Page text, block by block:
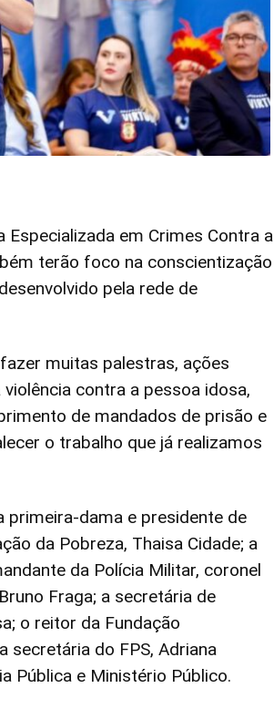
em Crimes Contra a
terão foco na conscientização
pela rede de
muitas palestras, ações
contra a pessoa idosa,
de mandados de prisão e
o trabalho que já realizamos
primeira-dama e presidente de
da Pobreza, Thaisa Cidade; a
da Polícia Militar, coronel
Fraga; a secretária de
o reitor da Fundação
secretária do FPS, Adriana
Pública e Ministério Público.